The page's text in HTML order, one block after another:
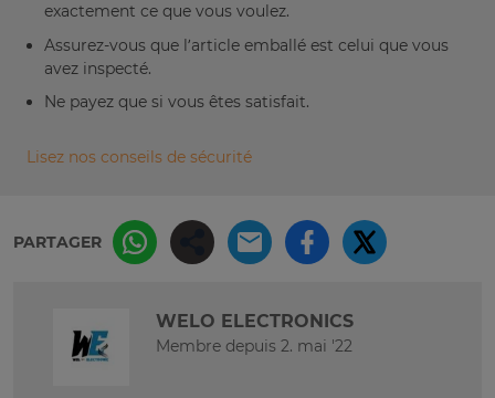
exactement ce que vous voulez.
Assurez-vous que l’article emballé est celui que vous
avez inspecté.
Ne payez que si vous êtes satisfait.
Lisez nos conseils de sécurité
PARTAGER
WELO ELECTRONICS
Membre depuis 2. mai '22